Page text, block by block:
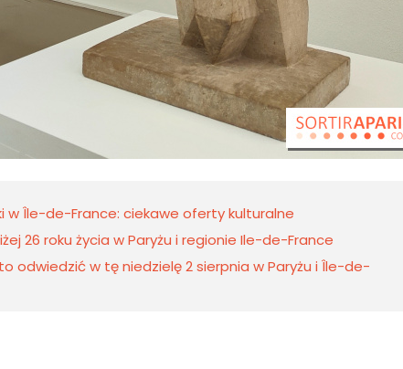
w Île-de-France: ciekawe oferty kulturalne
26 roku życia w Paryżu i regionie Ile-de-France
odwiedzić w tę niedzielę 2 sierpnia w Paryżu i Île-de-